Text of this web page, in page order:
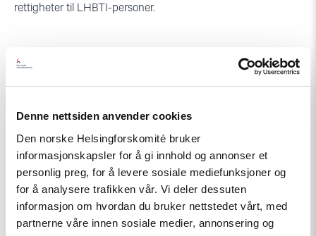
Denne nettsiden anvender cookies
Den norske Helsingforskomité bruker
informasjonskapsler for å gi innhold og annonser et
personlig preg, for å levere sosiale mediefunksjoner og
for å analysere trafikken vår. Vi deler dessuten
informasjon om hvordan du bruker nettstedet vårt, med
partnerne våre innen sosiale medier, annonsering og
rettigheter til LHBTI-personer.
Historie
Det legendariske Kievriket mellom år 880 og 1100 omfattet
Fortsatt setter riket på mange måter sitt kulturhistoriske preg
på Ukraina. En gammel handelsrute fra Baltikum til det
Bysantiske riket førte til at norrøne folkeslag slo seg ned i
Novgorod – og siden i Kiev. Gjennom historien har Ukraina
blitt plyndret av mongolene, deler av landet ble underlagt
blant annet Russland, det polsk-litauiske samveldet og
Østerrike-Ungarn. Siden ble Ukraina ble delt mellom